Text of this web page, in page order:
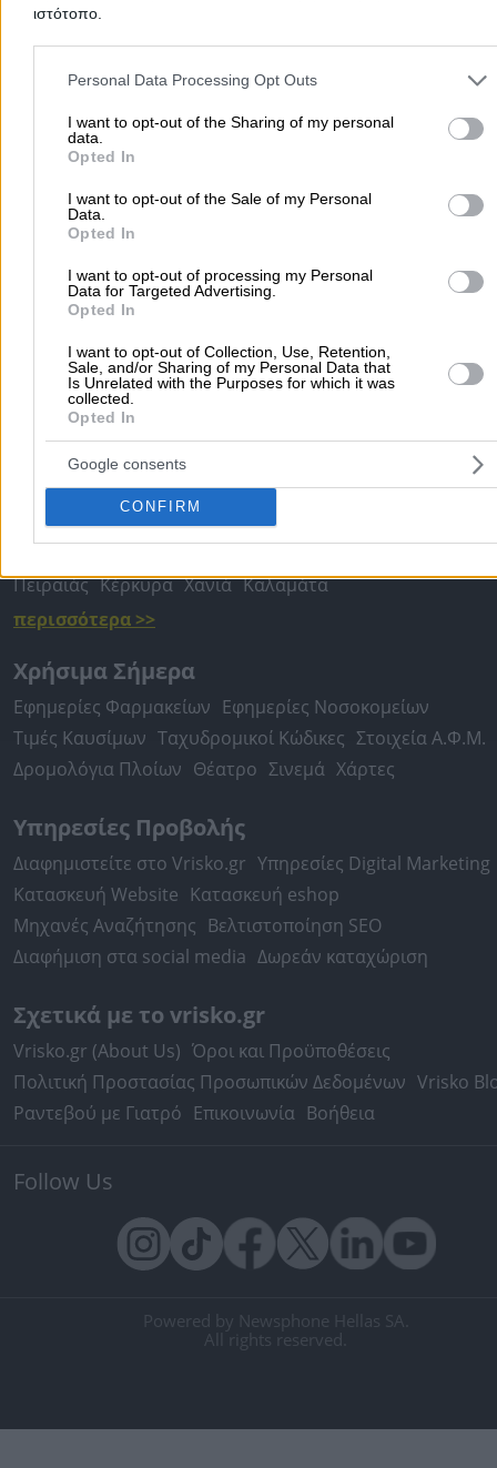
ιστότοπο.
Please note that this website/app uses one or more Google
and may gather and store information including but not limited to
to Google and its third-party tags to use your data for below
purposes in below Google consent section.
Personal Data Processing Opt Outs
I want to opt-out of the Sharing of my personal
data.
Opted In
I want to opt-out of the Sale of my Personal
Data.
Opted In
I want to opt-out of processing my Personal
Data for Targeted Advertising.
Opted In
I want to opt-out of Collection, Use, Retention,
Sale, and/or Sharing of my Personal Data that
Is Unrelated with the Purposes for which it was
collected.
Opted In
Google consents
CONFIRM
Προσθήκη αξιολόγησης
Υγρών Καυσίμων > AVIN - ΜΠΙΚΑΣ ΛΑΜΠΡΟΣ ΚΑΙ ΣΙΑ ΟΕ
Δημοφιλείς Αναζητήσεις
Μετακομίσεις & Μεταφορές Κλειδιά & Κλειδαριές
Συνεργεία Αυτοκινήτων
Υδραυλικοί - Υδραυλικές Εγκαταστάσεις
περισσότερα >>
Τοπική Αναζήτηση
Αθήνα Θεσσαλονίκη Πάτρα Λάρισα
Πειραιάς Κέρκυρα Χανιά Καλαμάτα
περισσότερα >>
Χρήσιμα Σήμερα
Εφημερίες Φαρμακείων Εφημερίες Νοσοκομείων
Τιμές Καυσίμων Ταχυδρομικοί Κώδικες Στοιχεία Α.Φ.Μ.
Δρομολόγια Πλοίων Θέατρο Σινεμά Χάρτες
Υπηρεσίες Προβολής
Διαφημιστείτε στο Vrisko.gr Υπηρεσίες Digital Marketing
Κατασκευή Website Κατασκευή eshop
Μηχανές Αναζήτησης Βελτιστοποίηση SEO
Διαφήμιση στα social media Δωρεάν καταχώριση
Σχετικά με το vrisko.gr
Vrisko.gr (About Us) Όροι και Προϋποθέσεις
Πολιτική Προστασίας Προσωπικών Δεδομένων Vrisko
Ραντεβού με Γιατρό Επικοινωνία Βοήθεια
Follow Us
Powered by Newsphone Hellas SA.
All rights reserved.